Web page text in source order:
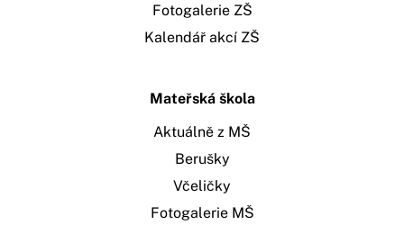
Fotogalerie ZŠ
Kalendář akcí ZŠ
Mateřská škola
Aktuálně z MŠ
Berušky
Včeličky
Fotogalerie MŠ